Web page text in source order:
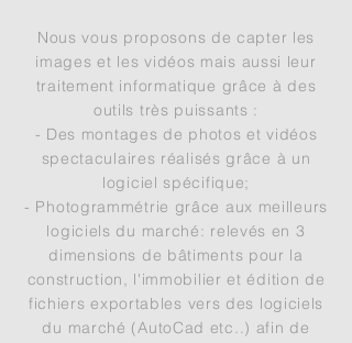
Nous vous proposons de capter les
images et les vidéos mais aussi leur
traitement informatique grâce à des
outils très puissants :
- Des montages de photos et vidéos
spectaculaires réalisés grâce à un
logiciel spécifique;
- Photogrammétrie grâce aux meilleurs
logiciels du marché: relevés en 3
dimensions de bâtiments pour la
construction, l'immobilier et édition de
fichiers exportables vers des logiciels
du marché (AutoCad etc..) afin de